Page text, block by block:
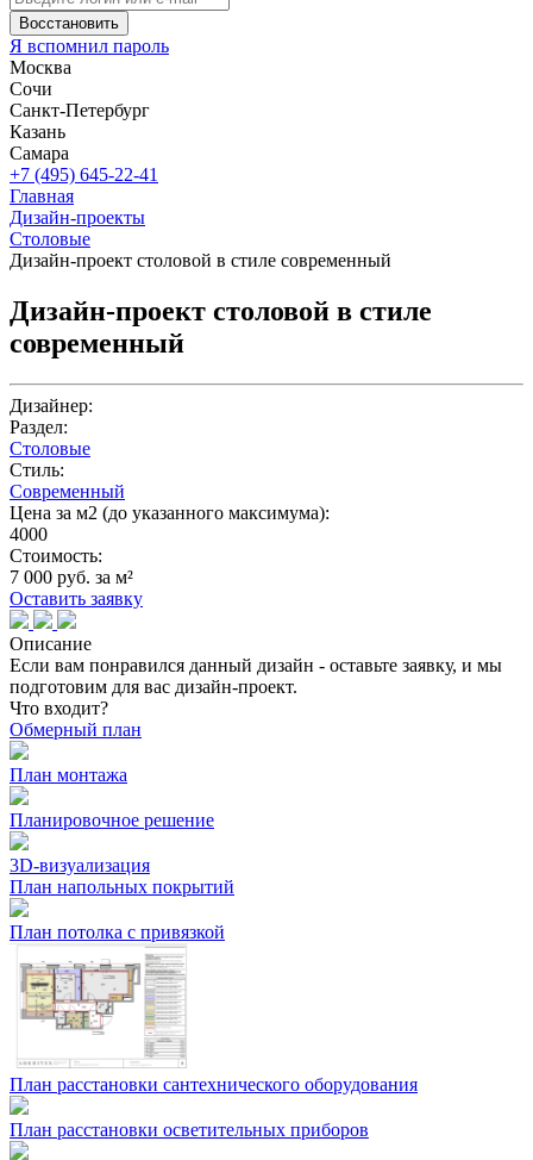
Восстановить
Я вспомнил пароль
Москва
Сочи
Санкт-Петербург
Казань
Самара
+7 (495) 645-22-41
Главная
Дизайн-проекты
Столовые
Дизайн-проект столовой в стиле современный
Дизайн-проект столовой в стиле
современный
Дизайнер:
Раздел:
Столовые
Стиль:
Современный
Цена за м2 (до указанного максимума):
4000
Стоимость:
7 000 руб. за м²
Оставить заявку
Описание
Если вам понравился данный дизайн - оставьте заявку, и мы
подготовим для вас дизайн-проект.
Что входит?
Обмерный план
План монтажа
Планировочное решение
3D-визуализация
План напольных покрытий
План потолка с привязкой
План расстановки сантехнического оборудования
План расстановки осветительных приборов